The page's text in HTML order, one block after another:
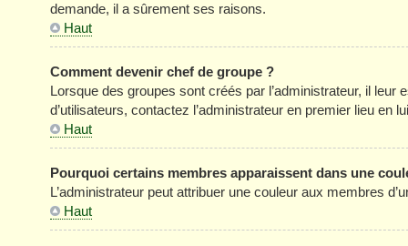
demande, il a sûrement ses raisons.
Haut
Comment devenir chef de groupe ?
Lorsque des groupes sont créés par l’administrateur, il
d’utilisateurs, contactez l’administrateur en premier lieu en
Haut
Pourquoi certains membres apparaissent dans une
L’administrateur peut attribuer une couleur aux membres
Haut